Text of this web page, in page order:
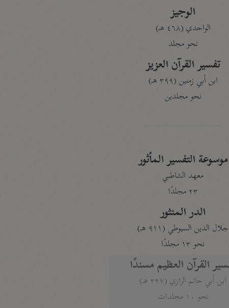
الوجيز
الواحدي (٤٦٨ هـ)
نحو مجلد
تفسير القرآن العزيز
ابن أبي زمنين (٣٩٩ هـ)
نحو مجلدين
موسوعة التفسير المأثور
معهد الشاطبي
٢٣ مجلدًا
الدر المنثور
جلال الدين السيوطي (٩١١ هـ)
نحو ١٣ مجلدًا
القرآن العظيم مسندًا
ابن أبي حاتم الرازي (٣٢٧ هـ)
نحو ١٠ مجلدات